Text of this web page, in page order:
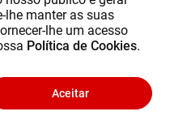
lhe manter as suas
lhe um acesso
Política de Cookies.
Aceitar